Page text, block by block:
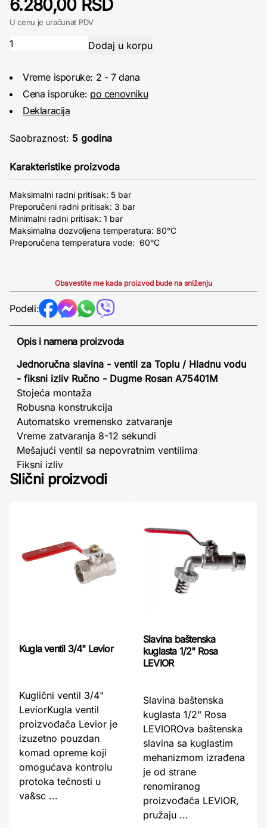
6.280,00 RSD
U cenu je uračunat PDV
Vreme isporuke: 2 - 7 dana
Cena isporuke: po cenovniku
Deklaracija
Saobraznost: 5 godina
Karakteristike proizvoda
Maksimalni radni pritisak: 5 bar
Preporučeni radni pritisak: 3 bar
Minimalni radni pritisak: 1 bar
Maksimalna dozvoljena temperatura: 80°C
Preporučena temperatura vode: 60°C
Obavestite me kada proizvod bude na sniženju
Podeli:
Opis i namena proizvoda
Jednoručna slavina - ventil za Toplu / Hladnu vodu
- fiksni izliv Ručno - Dugme Rosan A75401M
Stojeća montaža
Robusna konstrukcija
Automatsko vremensko zatvaranje
Vreme zatvaranja 8-12 sekundi
Mešajući ventil sa nepovratnim ventilima
Fiksni izliv
Slični proizvodi
Kugla ventil 3/4" Levior
Kuglični ventil 3/4"
LeviorKugla ventil
proizvođača Levior je
izuzetno pouzdan
komad opreme koji
omogućava kontrolu
protoka tečnosti u
va&sc ...
Slavina baštenska
kuglasta 1/2" Rosa
LEVIOR
Slavina baštenska
kuglasta 1/2" Rosa
LEVIOROva baštenska
slavina sa kuglastim
mehanizmom izrađena
je od strane
renomiranog
proizvođača LEVIOR,
pružaju ...